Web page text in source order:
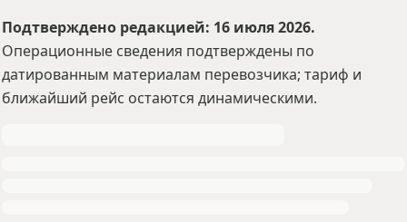
Подтверждено редакцией: 16 июля 2026.
Операционные сведения подтверждены по
датированным материалам перевозчика; тариф и
ближайший рейс остаются динамическими.